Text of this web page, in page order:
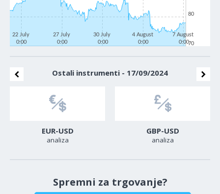
22 July
0:00
27 July
0:00
30 July
0:00
4 August
0:00
7 August
0:0070
80
Ostali instrumenti - 17/09/2024
EUR-USD
analiza
GBP-USD
analiza
Spremni za trgovanje?